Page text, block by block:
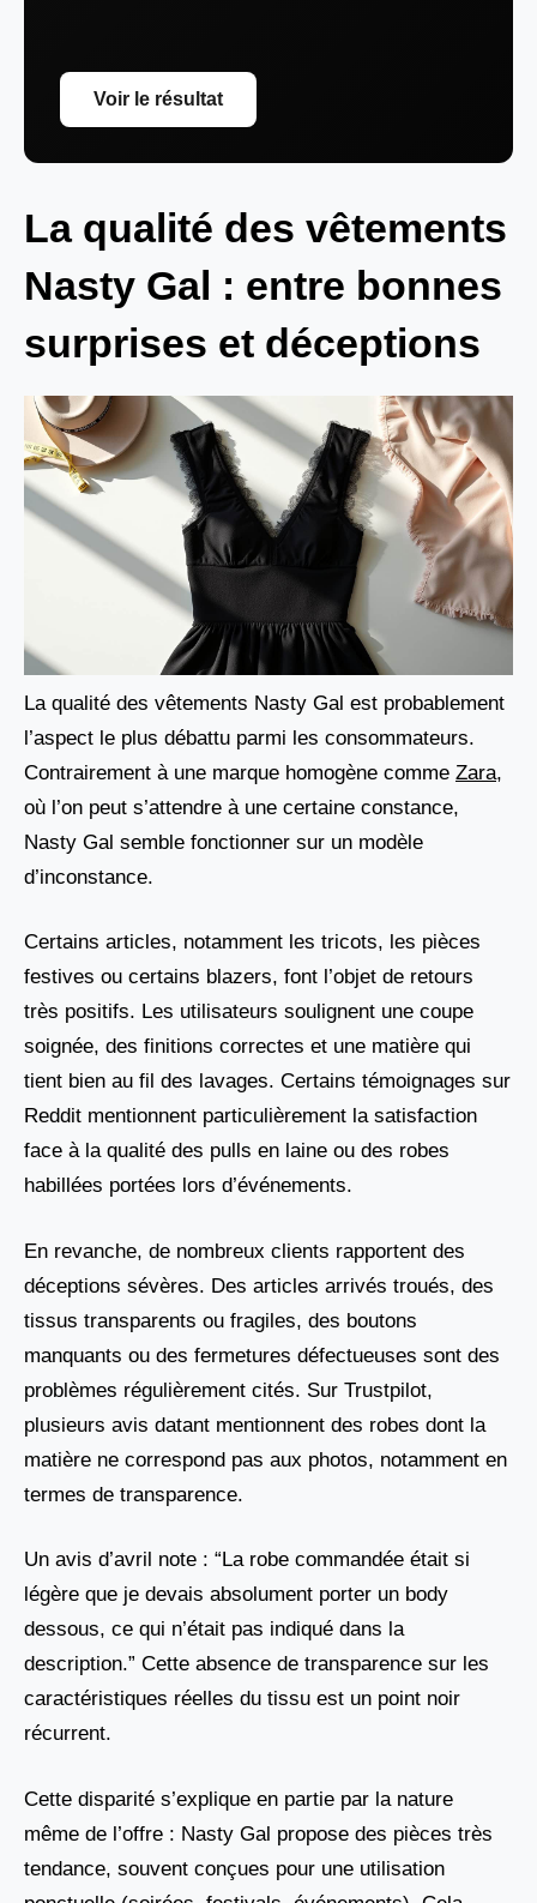
Voir le résultat
La qualité des vêtements
Nasty Gal : entre bonnes
surprises et déceptions
La qualité des vêtements Nasty Gal est probablement
l’aspect le plus débattu parmi les consommateurs.
Contrairement à une marque homogène comme Zara,
où l’on peut s’attendre à une certaine constance,
Nasty Gal semble fonctionner sur un modèle
d’inconstance.
Certains articles, notamment les tricots, les pièces
festives ou certains blazers, font l’objet de retours
très positifs. Les utilisateurs soulignent une coupe
soignée, des finitions correctes et une matière qui
tient bien au fil des lavages. Certains témoignages sur
Reddit mentionnent particulièrement la satisfaction
face à la qualité des pulls en laine ou des robes
habillées portées lors d’événements.
En revanche, de nombreux clients rapportent des
déceptions sévères. Des articles arrivés troués, des
tissus transparents ou fragiles, des boutons
manquants ou des fermetures défectueuses sont des
problèmes régulièrement cités. Sur Trustpilot,
plusieurs avis datant mentionnent des robes dont la
matière ne correspond pas aux photos, notamment en
termes de transparence.
Un avis d’avril note : “La robe commandée était si
légère que je devais absolument porter un body
dessous, ce qui n’était pas indiqué dans la
description.” Cette absence de transparence sur les
caractéristiques réelles du tissu est un point noir
récurrent.
Cette disparité s’explique en partie par la nature
même de l’offre : Nasty Gal propose des pièces très
tendance, souvent conçues pour une utilisation